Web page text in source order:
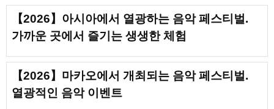
【2026】아시아에서 열광하는 음악 페스티벌.
가까운 곳에서 즐기는 생생한 체험
【2026】마카오에서 개최되는 음악 페스티벌.
열광적인 음악 이벤트